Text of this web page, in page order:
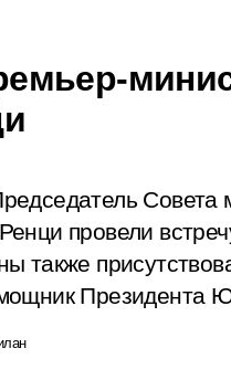
Совета
провели
также
Президента